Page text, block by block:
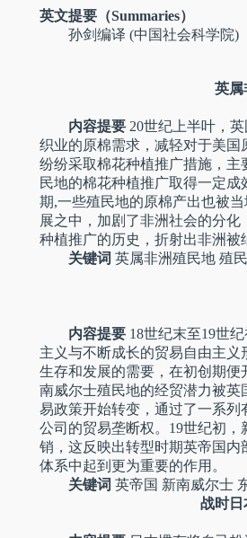
英文提要（Summaries）
孙剑编译 (中国社会科学院)
英属
内容提要 20世纪上半叶，
织业的原棉需求，减轻对于美
纷纷采取棉花种植推广措施，
民地的棉花种植推广取得一定
期,一些殖民地的原棉产出也被
展之中，加剧了非洲社会的分
种植推广的历史，折射出非洲被
关键词 英属非洲殖民地 殖
内容提要 18世纪末至19世
主义与不断成长的贸易自由主义
生存和发展的需要，在初创期
南威尔士殖民地的经贸潜力被
易政策开始转变，通过了一系
公司的贸易垄断权。19世纪初
销，这反映出转型时期英帝国
体系中起到更为重要的作用。
关键词 英帝国 新南威尔士
战时日